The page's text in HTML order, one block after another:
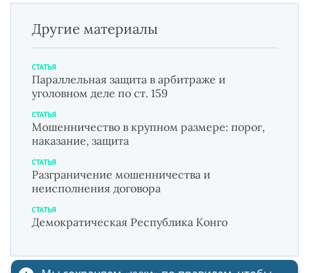
Другие материалы
СТАТЬЯ
Параллельная защита в арбитраже и
уголовном деле по ст. 159
СТАТЬЯ
Мошенничество в крупном размере: порог,
наказание, защита
СТАТЬЯ
Разграничение мошенничества и
неисполнения договора
СТАТЬЯ
Демократическая Республика Конго